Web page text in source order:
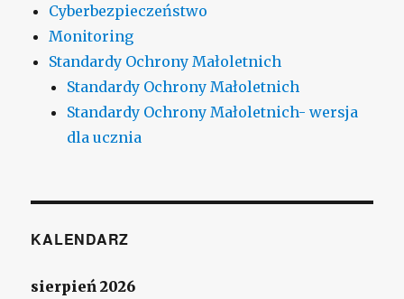
Cyberbezpieczeństwo
Monitoring
Standardy Ochrony Małoletnich
Standardy Ochrony Małoletnich
Standardy Ochrony Małoletnich- wersja
dla ucznia
KALENDARZ
sierpień 2026